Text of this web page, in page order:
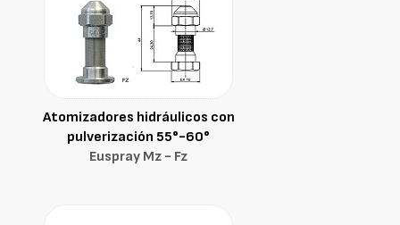
Atomizadores hidráulicos con
pulverización 55°-60°
Euspray Mz - Fz